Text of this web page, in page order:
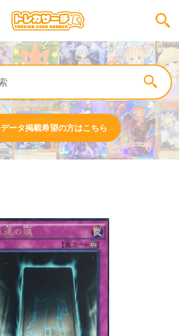
データ掲載希望の方はこちら